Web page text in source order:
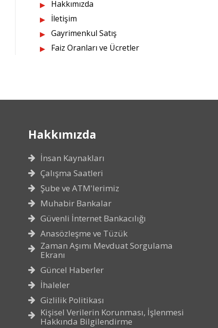
Hakkımızda
İletişim
Gayrimenkul Satış
Faiz Oranları ve Ücretler
Hakkımızda
İnsan Kaynakları
Çalışma Saatleri
Şube ve ATM'lerimiz
Muhabir Bankalar
Güvenli İnternet Bankacılığı
Anasözleşme ve Tüzük
Zaman Aşımı Mevduat Sorgulama
Ekranı
Güncel Haberler
İhaleler
Gizlilik Politikası
Kişisel Verilerin Korunması, İşlenmesi
Hakkında Bilgilendirme